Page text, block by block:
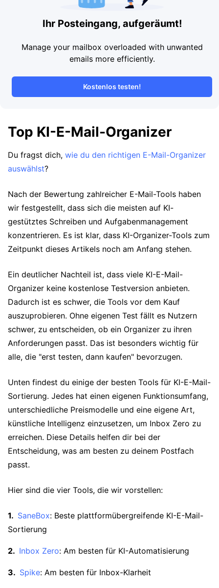
Ihr Posteingang, aufgeräumt!
Manage your mailbox overloaded with unwanted
emails more efficiently.
Kostenlos testen!
Top KI-E-Mail-Organizer
Du fragst dich, wie du den richtigen E-Mail-Organizer
auswählst?
Nach der Bewertung zahlreicher E-Mail-Tools haben
wir festgestellt, dass sich die meisten auf KI-
gestütztes Schreiben und Aufgabenmanagement
konzentrieren. Es ist klar, dass KI-Organizer-Tools zum
Zeitpunkt dieses Artikels noch am Anfang stehen.
Ein deutlicher Nachteil ist, dass viele KI-E-Mail-
Organizer keine kostenlose Testversion anbieten.
Dadurch ist es schwer, die Tools vor dem Kauf
auszuprobieren. Ohne eigenen Test fällt es Nutzern
schwer, zu entscheiden, ob ein Organizer zu ihren
Anforderungen passt. Das ist besonders wichtig für
alle, die "erst testen, dann kaufen" bevorzugen.
Unten findest du einige der besten Tools für KI-E-Mail-
Sortierung. Jedes hat einen eigenen Funktionsumfang,
unterschiedliche Preismodelle und eine eigene Art,
künstliche Intelligenz einzusetzen, um Inbox Zero zu
erreichen. Diese Details helfen dir bei der
Entscheidung, was am besten zu deinem Postfach
passt.
Hier sind die vier Tools, die wir vorstellen:
SaneBox: Beste plattformübergreifende KI-E-Mail-
Sortierung
Inbox Zero: Am besten für KI-Automatisierung
Spike: Am besten für Inbox-Klarheit